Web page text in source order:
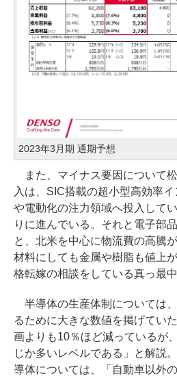
2023年3月期 通期予想
また、マイナス要因について
入は、SIC搭載の超小型高効率
や電動化の注力領域へ投入して
りに進んでいる。それと電子部
と、北米を中心に物流費の高騰
材料にしても金属や樹脂も値上
格転嫁の相談をしている真っ最中
半導体の生産体制については
るために大きな数値を掲げてい
画よりも10％ほど減っているが
じか多いレベルである」と解説
導体については、「自動車以外